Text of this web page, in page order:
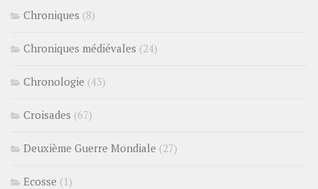
Chroniques (8)
Chroniques médiévales (24)
Chronologie (43)
Croisades (67)
Deuxième Guerre Mondiale (27)
Ecosse (1)